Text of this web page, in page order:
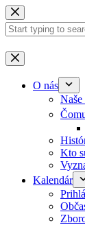
Skip to content
No results
O nás
Kto
Kalendár